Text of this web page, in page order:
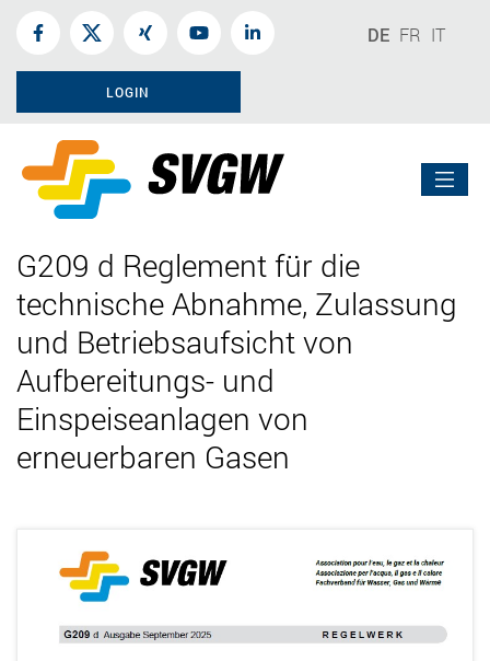
DE FR IT
LOGIN
G209 d Reglement für die
technische Abnahme, Zulassung
und Betriebsaufsicht von
Aufbereitungs- und
Einspeiseanlagen von
erneuerbaren Gasen